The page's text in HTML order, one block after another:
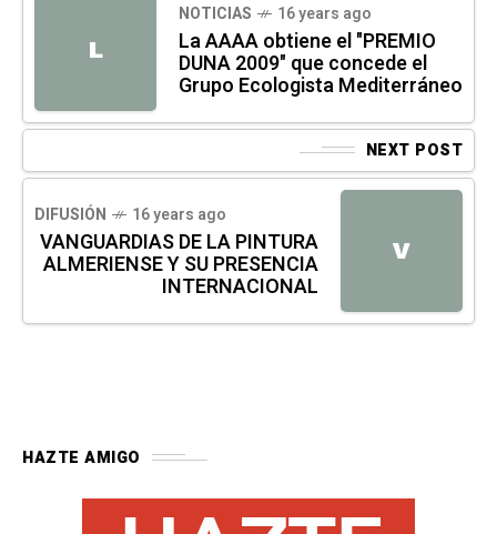
L
NOTICIAS 16 years ago
La AAAA obtiene el "PREMIO
DUNA 2009" que concede el
Grupo Ecologista Mediterráneo
NEXT POST
V
DIFUSIÓN 16 years ago
VANGUARDIAS DE LA PINTURA
ALMERIENSE Y SU PRESENCIA
INTERNACIONAL
HAZTE AMIGO